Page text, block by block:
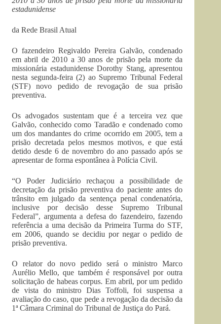
estadunidense
da Rede Brasil Atual
O fazendeiro Regivaldo Pereira Galvão, condenado
em abril de 2010 a 30 anos de prisão pela morte da
missionária estadunidense Dorothy Stang, apresentou
nesta segunda-feira (2) ao Supremo Tribunal Federal
(STF) novo pedido de revogação de sua prisão
preventiva.
Os advogados sustentam que é a terceira vez que
Galvão, conhecido como Taradão e condenado como
um dos mandantes do crime ocorrido em 2005, tem a
prisão decretada pelos mesmos motivos, e que está
detido desde 6 de novembro do ano passado após se
apresentar de forma espontânea à Polícia Civil.
“O Poder Judiciário rechaçou a possibilidade de
decretação da prisão preventiva do paciente antes do
trânsito em julgado da sentença penal condenatória,
inclusive por decisão desse Supremo Tribunal
Federal”, argumenta a defesa do fazendeiro, fazendo
referência a uma decisão da Primeira Turma do STF,
em 2006, quando se decidiu por negar o pedido de
prisão preventiva.
O relator do novo pedido será o ministro Marco
Aurélio Mello, que também é responsável por outra
solicitação de habeas corpus. Em abril, por um pedido
de vista do ministro Dias Toffoli, foi suspensa a
avaliação do caso, que pede a revogação da decisão da
1ª Câmara Criminal do Tribunal de Justiça do Pará.